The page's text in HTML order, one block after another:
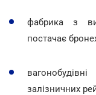
фабрика з
постачає
залізничних